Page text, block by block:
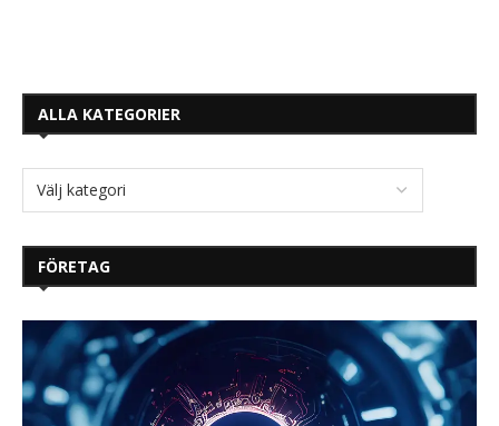
ALLA KATEGORIER
FÖRETAG